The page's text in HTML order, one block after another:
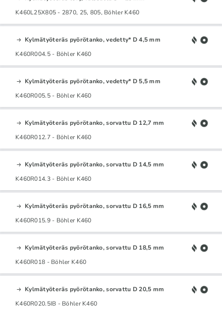
K460L25X805 - 2870, 25, 805, Böhler K460
Kylmätyöteräs pyörötanko, vedetty* D 4,5 mm
K460R004.5 - Böhler K460
Kylmätyöteräs pyörötanko, vedetty* D 5,5 mm
K460R005.5 - Böhler K460
Kylmätyöteräs pyörötanko, sorvattu D 12,7 mm
K460R012.7 - Böhler K460
Kylmätyöteräs pyörötanko, sorvattu D 14,5 mm
K460R014.3 - Böhler K460
Kylmätyöteräs pyörötanko, sorvattu D 16,5 mm
K460R015.9 - Böhler K460
Kylmätyöteräs pyörötanko, sorvattu D 18,5 mm
K460R018 - Böhler K460
Kylmätyöteräs pyörötanko, sorvattu D 20,5 mm
K460R020.5IB - Böhler K460